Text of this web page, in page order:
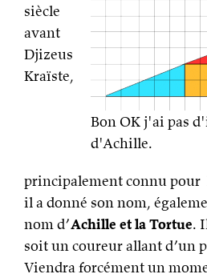
Bon OK j'ai pas
d'Achille.
siècle
avant
Djizeus
Kraïste,
principalement connu pour
il a donné son nom,
nom d’Achille et la Tortue.
soit un coureur allant d’un
Viendra forcément un